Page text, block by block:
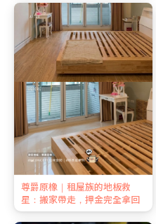
尊爵原橡｜租屋族的地板救
星：搬家帶走，押金完全拿回